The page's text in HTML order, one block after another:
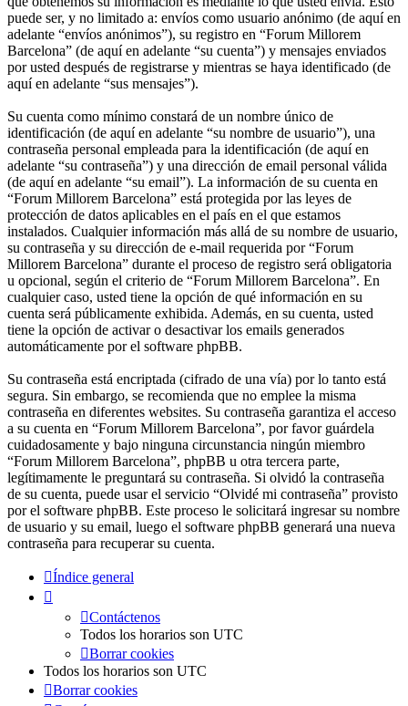
puede ser, y no limitado a: envíos como usuario anónimo (de aquí en
adelante “envíos anónimos”), su registro en “Forum Millorem
Barcelona” (de aquí en adelante “su cuenta”) y mensajes enviados
por usted después de registrarse y mientras se haya identificado (de
aquí en adelante “sus mensajes”).
Su cuenta como mínimo constará de un nombre único de
identificación (de aquí en adelante “su nombre de usuario”), una
contraseña personal empleada para la identificación (de aquí en
adelante “su contraseña”) y una dirección de email personal válida
(de aquí en adelante “su email”). La información de su cuenta en
“Forum Millorem Barcelona” está protegida por las leyes de
protección de datos aplicables en el país en el que estamos
instalados. Cualquier información más allá de su nombre de usuario,
su contraseña y su dirección de e-mail requerida por “Forum
Millorem Barcelona” durante el proceso de registro será obligatoria
u opcional, según el criterio de “Forum Millorem Barcelona”. En
cualquier caso, usted tiene la opción de qué información en su
cuenta será públicamente exhibida. Además, en su cuenta, usted
tiene la opción de activar o desactivar los emails generados
automáticamente por el software phpBB.
Su contraseña está encriptada (cifrado de una vía) por lo tanto está
segura. Sin embargo, se recomienda que no emplee la misma
contraseña en diferentes websites. Su contraseña garantiza el acceso
a su cuenta en “Forum Millorem Barcelona”, por favor guárdela
cuidadosamente y bajo ninguna circunstancia ningún miembro
“Forum Millorem Barcelona”, phpBB u otra tercera parte,
legítimamente le preguntará su contraseña. Si olvidó la contraseña
de su cuenta, puede usar el servicio “Olvidé mi contraseña” provisto
por el software phpBB. Este proceso le solicitará ingresar su nombre
de usuario y su email, luego el software phpBB generará una nueva
contraseña para recuperar su cuenta.
Índice general
Contáctenos
Todos los horarios son UTC
Borrar cookies
Todos los horarios son UTC
Borrar cookies